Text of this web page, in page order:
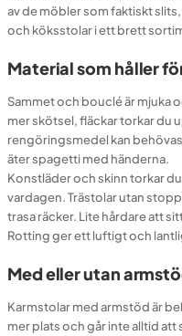
av de möbler som faktiskt
och köksstolar i ett brett
Material som håller
Sammet och bouclé är mjuka
mer skötsel, fläckar torkar du
rengöringsmedel kan
äter spagetti med händerna.
Konstläder och skinn torkar du
vardagen. Trästolar utan
trasa räcker. Lite hårdare att
Rotting ger ett luftigt och
Med eller utan
Karmstolar med armstöd är
mer plats och går inte alltid